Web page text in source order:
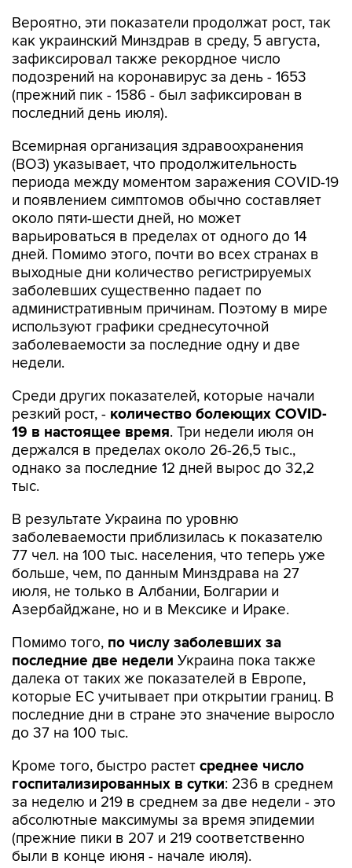
Вероятно, эти показатели продолжат рост, так
как украинский Минздрав в среду, 5 августа,
зафиксировал также рекордное число
подозрений на коронавирус за день - 1653
(прежний пик - 1586 - был зафиксирован в
последний день июля).
Всемирная организация здравоохранения
(ВОЗ) указывает, что продолжительность
периода между моментом заражения COVID-19
и появлением симптомов обычно составляет
около пяти-шести дней, но может
варьироваться в пределах от одного до 14
дней. Помимо этого, почти во всех странах в
выходные дни количество регистрируемых
заболевших существенно падает по
административным причинам. Поэтому в мире
используют графики среднесуточной
заболеваемости за последние одну и две
недели.
Среди других показателей, которые начали
резкий рост, - количество болеющих COVID-
19 в настоящее время. Три недели июля он
держался в пределах около 26-26,5 тыс.,
однако за последние 12 дней вырос до 32,2
тыс.
В результате Украина по уровню
заболеваемости приблизилась к показателю
77 чел. на 100 тыс. населения, что теперь уже
больше, чем, по данным Минздрава на 27
июля, не только в Албании, Болгарии и
Азербайджане, но и в Мексике и Ираке.
Помимо того, по числу заболевших за
последние две недели Украина пока также
далека от таких же показателей в Европе,
которые ЕС учитывает при открытии границ. В
последние дни в стране это значение выросло
до 37 на 100 тыс.
Кроме того, быстро растет среднее число
госпитализированных в сутки: 236 в среднем
за неделю и 219 в среднем за две недели - это
абсолютные максимумы за время эпидемии
(прежние пики в 207 и 219 соответственно
были в конце июня - начале июля).